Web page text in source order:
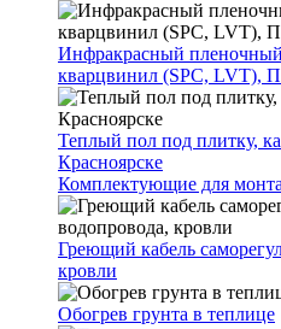
Инфракрасный
кварцвинил (SPC, LVT),
Теплый пол под плитку,
Красноярске
Комплектующие для
Греющий кабель
кровли
Обогрев грунта в теплице